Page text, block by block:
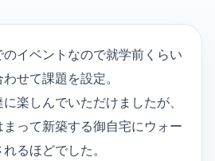
イベントなので就学前くらい
せて課題を設定。
楽しんでいただけましたが、
って新築する御自宅にウォー
るほどでした。